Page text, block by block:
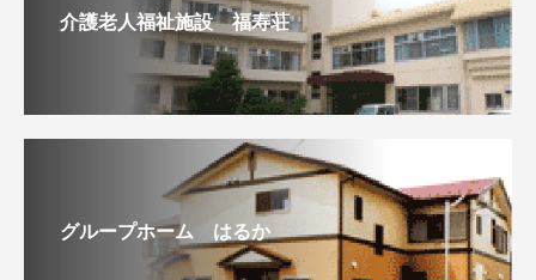
介護老人福祉施設 福寿荘
グループホーム はるか